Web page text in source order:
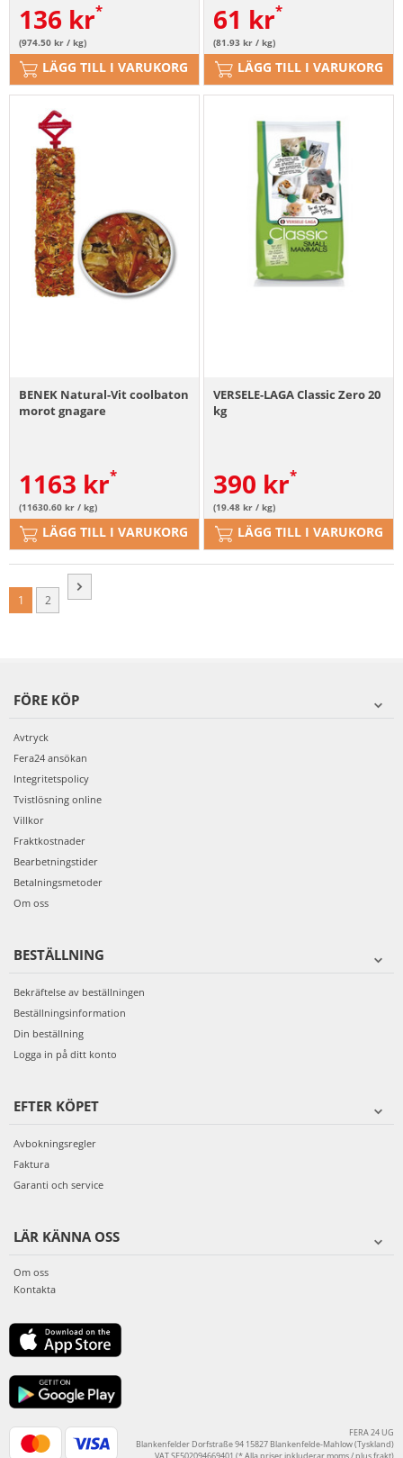
136 kr
(974.50 kr / kg)
LÄGG TILL I VARUKORG
61 kr
(81.93 kr / kg)
LÄGG TILL I VARUKORG
BENEK Natural-Vit coolbaton
morot gnagare
1163 kr
(11630.60 kr / kg)
LÄGG TILL I VARUKORG
VERSELE-LAGA Classic Zero 20
kg
390 kr
(19.48 kr / kg)
LÄGG TILL I VARUKORG
1 2
FÖRE KÖP
Avtryck
Fera24 ansökan
Integritetspolicy
Tvistlösning online
Villkor
Fraktkostnader
Bearbetningstider
Betalningsmetoder
Om oss
BESTÄLLNING
Bekräftelse av beställningen
Beställningsinformation
Din beställning
Logga in på ditt konto
EFTER KÖPET
Avbokningsregler
Faktura
Garanti och service
LÄR KÄNNA OSS
Om oss
Kontakta
FERA 24 UG
Blankenfelder Dorfstraße 94 15827 Blankenfelde-Mahlow (Tyskland)